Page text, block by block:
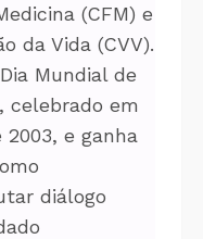
(CFM) e
da Vida (CVV).
Mundial de
celebrado em
e ganha
diálogo